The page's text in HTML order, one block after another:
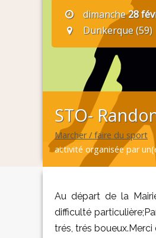
dimanche28
Dunkerque (59)
STO-
Marcher / faire du sport
activité organisée par
Au départ de la
difficulté
trés, trés